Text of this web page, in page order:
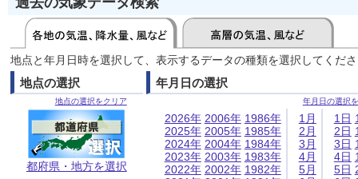
地点と年月日時を選択して、表示するデータの種類を選択してくだ
地点の選択
地点の選択をクリア
都府県・地方を選択
年月日の選択
年月日の選択
2026年
2025年
2024年
2023年
2022年
2006年
2005年
2004年
2003年
2002年
1986年
1985年
1984年
1983年
1982年
1月
2月
3月
4月
5月
1日
2日
3日
4日
5日